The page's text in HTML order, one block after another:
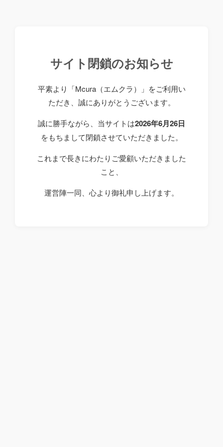
サイト閉鎖のお知らせ
平素より「Mcura（エムクラ）」をご利用い
ただき、誠にありがとうございます。
誠に勝手ながら、当サイトは2026年6月26日
をもちまして閉鎖させていただきました。
これまで長きにわたりご愛顧いただきました
こと、
運営陣一同、心より御礼申し上げます。